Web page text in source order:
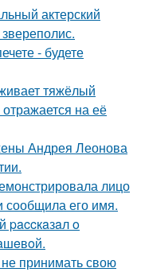
актерский
- будете
тяжёлый
на её
Андрея Леонова
лицо
сообщила его имя.
paccкaзaл o
принимать свою